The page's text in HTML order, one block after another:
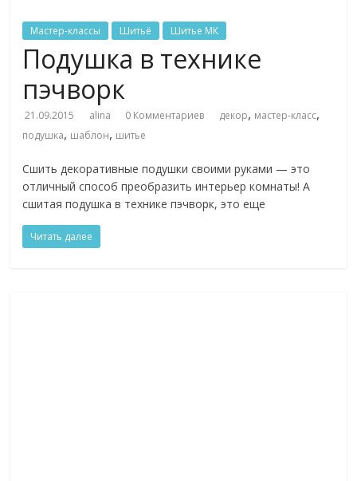
Мастер-классы Шитьё Шитье МК
Подушка в технике
пэчворк
21.09.2015 alina 0 Комментариев декор, мастер-класс,
подушка, шаблон, шитье
Сшить декоративные подушки своими руками — это
отличный способ преобразить интерьер комнаты! А
сшитая подушка в технике пэчворк, это еще
Читать далее